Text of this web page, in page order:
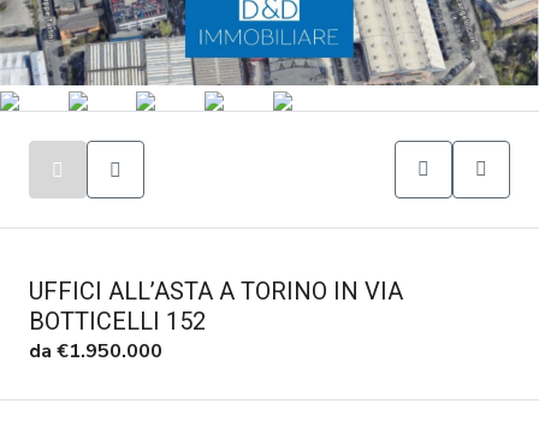
UFFICI ALL’ASTA A TORINO IN VIA
BOTTICELLI 152
da €1.950.000